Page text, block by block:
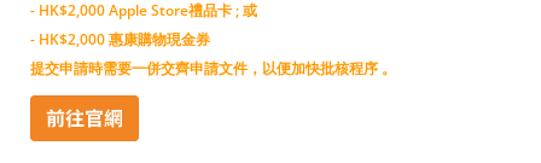
- HK$2,000 Apple Store禮品卡 ; 或
- HK$2,000 惠康購物現金券
提交申請時需要一併交齊申請文件，以便加快批核程序 。